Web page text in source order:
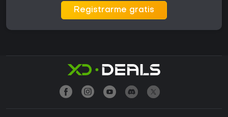
Registrarme gratis